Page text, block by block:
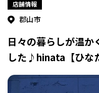
お酒
デート・友達と
美容アイテム エ
スポーツ・アウト
ドア
ギ
保険
リフォーム・リノ
ベーション
自
店舗情報
郡山市
日々の暮らしが温か
した♪hinata【ひな